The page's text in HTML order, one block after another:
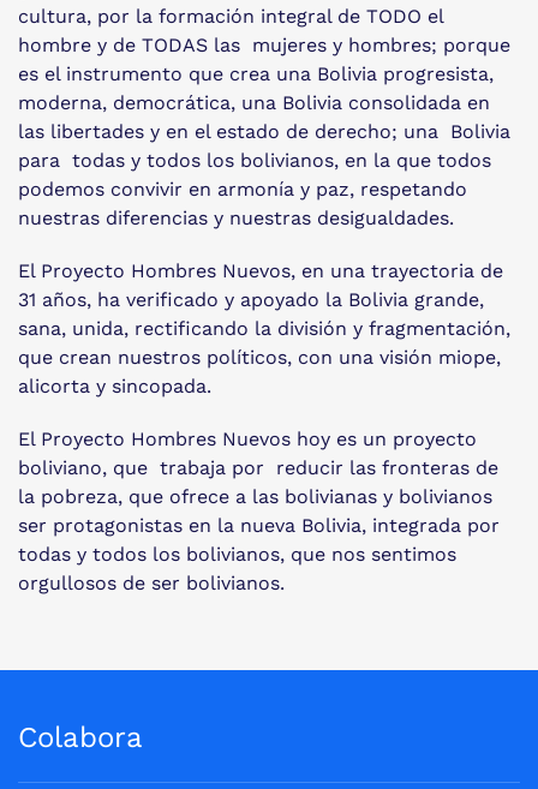
cultura, por la formación integral de TODO el
hombre y de TODAS las mujeres y hombres; porque
es el instrumento que crea una Bolivia progresista,
moderna, democrática, una Bolivia consolidada en
las libertades y en el estado de derecho; una Bolivia
para todas y todos los bolivianos, en la que todos
podemos convivir en armonía y paz, respetando
nuestras diferencias y nuestras desigualdades.
El Proyecto Hombres Nuevos, en una trayectoria de
31 años, ha verificado y apoyado la Bolivia grande,
sana, unida, rectificando la división y fragmentación,
que crean nuestros políticos, con una visión miope,
alicorta y sincopada.
El Proyecto Hombres Nuevos hoy es un proyecto
boliviano, que trabaja por reducir las fronteras de
la pobreza, que ofrece a las bolivianas y bolivianos
ser protagonistas en la nueva Bolivia, integrada por
todas y todos los bolivianos, que nos sentimos
orgullosos de ser bolivianos.
Colabora